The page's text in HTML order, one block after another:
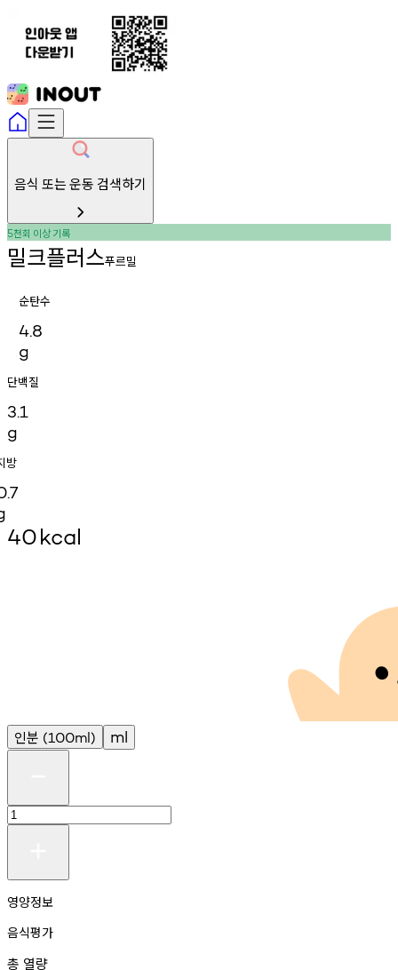
음식 또는 운동 검색하기
5천회 이상기록
밀크플러스푸르밀
순탄수
4.8
g
단백질
3.1
g
방
40kcal
인분 (100ml) ml
영양정보
음식평가
총 열량